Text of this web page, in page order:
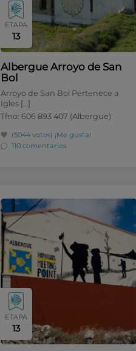
ETAPA
13
Albergue Arroyo de San
Bol
Arroyo de San Bol Pertenece a
Igles […]
Tfno: 606 893 407 (Albergue)
(5044 votos) ¡Me gusta!
110 comentarios
ETAPA
13